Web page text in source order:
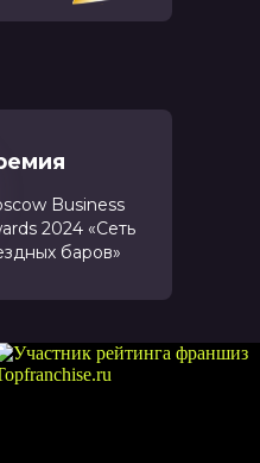
Business
2024 «Сеть
баров»